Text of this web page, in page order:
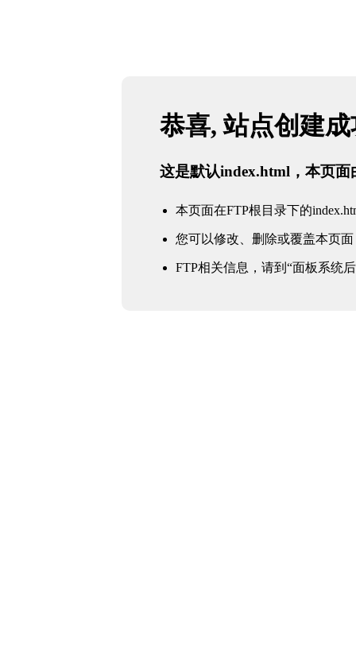
恭喜, 站点创建
这是默认index.html，本页面
本页面在FTP根目录下的
您可以修改、删除或覆盖本页面
FTP相关信息，请到“面板系统